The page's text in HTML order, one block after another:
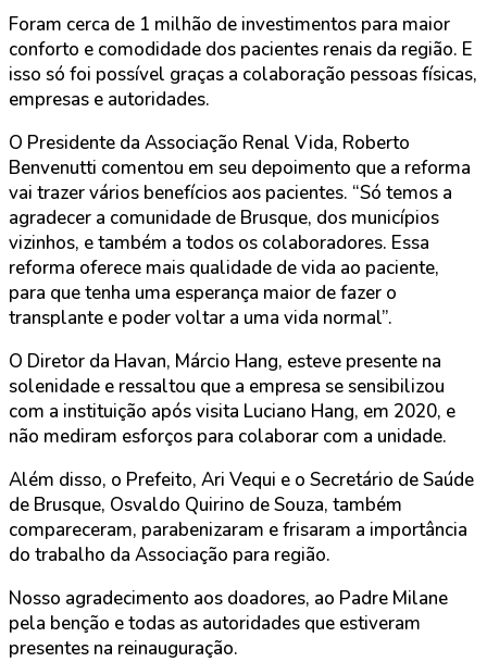
Foram cerca de 1 milhão de investimentos para maior
conforto e comodidade dos pacientes renais da região. E
isso só foi possível graças a colaboração pessoas físicas,
empresas e autoridades.
O Presidente da Associação Renal Vida, Roberto
Benvenutti comentou em seu depoimento que a reforma
vai trazer vários benefícios aos pacientes. “Só temos a
agradecer a comunidade de Brusque, dos municípios
vizinhos, e também a todos os colaboradores. Essa
reforma oferece mais qualidade de vida ao paciente,
para que tenha uma esperança maior de fazer o
transplante e poder voltar a uma vida normal”.
O Diretor da Havan, Márcio Hang, esteve presente na
solenidade e ressaltou que a empresa se sensibilizou
com a instituição após visita Luciano Hang, em 2020, e
não mediram esforços para colaborar com a unidade.
Além disso, o Prefeito, Ari Vequi e o Secretário de Saúde
de Brusque, Osvaldo Quirino de Souza, também
compareceram, parabenizaram e frisaram a importância
do trabalho da Associação para região.
Nosso agradecimento aos doadores, ao Padre Milane
pela benção e todas as autoridades que estiveram
presentes na reinauguração.